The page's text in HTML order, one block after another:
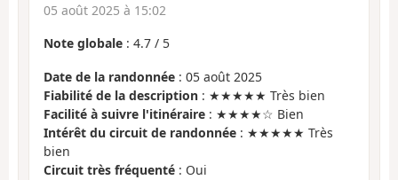
05 août 2025 à 15:02
Note globale : 4.7 / 5
Date de la randonnée : 05 août 2025
Fiabilité de la description : ★★★★★ Très bien
Facilité à suivre l'itinéraire : ★★★★☆ Bien
Intérêt du circuit de randonnée : ★★★★★ Très
bien
Circuit très fréquenté : Oui